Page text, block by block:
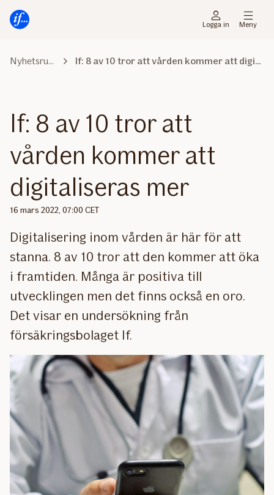
direkt
huvudmenyn
direkt
innehåll
Logga in Meny
Nyhetsrummet If: 8 av 10 tror att vården kommer att digitaliseras mer
If: 8 av 10 tror att
vården kommer att
digitaliseras mer
16 mars 2022, 07:00 CET
Digitalisering inom vården är här för att
stanna. 8 av 10 tror att den kommer att öka
i framtiden. Många är positiva till
utvecklingen men det finns också en oro.
Det visar en undersökning från
försäkringsbolaget If.